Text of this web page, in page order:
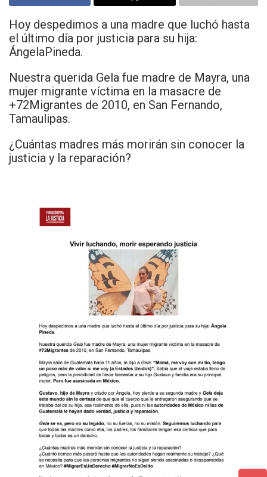
Hoy despedimos a una madre que luchó hasta
el último día por justicia para su hija:
ÁngelaPineda.
Nuestra querida Gela fue madre de Mayra, una
mujer migrante víctima en la masacre de
+72Migrantes de 2010, en San Fernando,
Tamaulipas.
¿Cuántas madres más morirán sin conocer la
justicia y la reparación?